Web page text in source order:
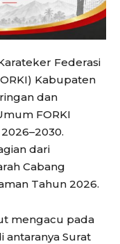
Federasi
Kabupaten
dan
FORKI
dari
Cabang
Tahun 2026.
mengacu pada
antaranya Surat